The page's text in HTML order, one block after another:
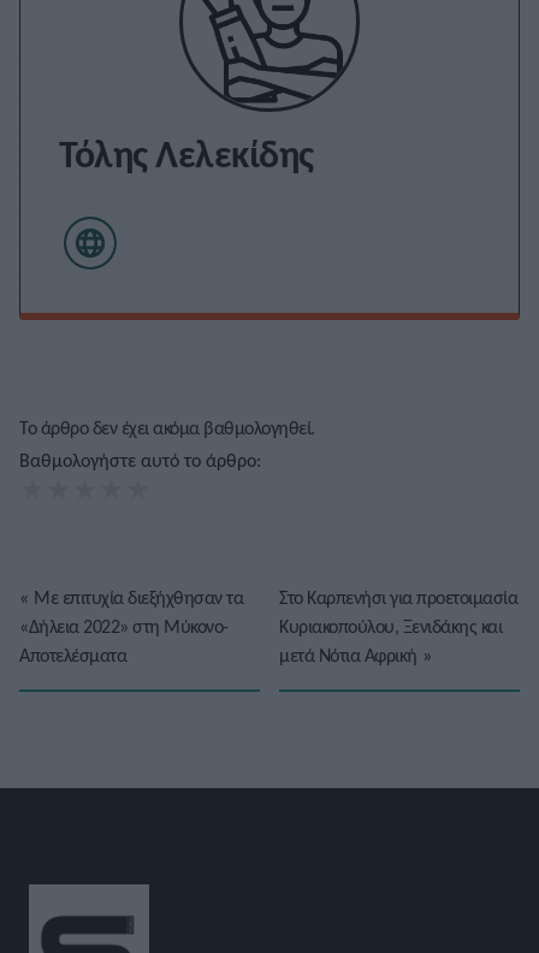
Τόλης Λελεκίδης
Το άρθρο δεν έχει ακόμα βαθμολογηθεί.
Βαθμολογήστε αυτό το άρθρο:
« Με επιτυχία διεξήχθησαν τα
«Δήλεια 2022» στη Μύκονο-
Αποτελέσματα
Στο Καρπενήσι για προετοιμασία
Κυριακοπούλου, Ξενιδάκης και
μετά Νότια Αφρική »